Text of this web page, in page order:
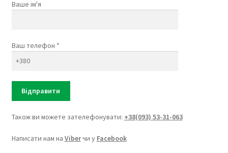
Ваше ім'я
Ваш телефон *
Також ви можете зателефонувати: +38(093) 53-31-063
Написати нам на Viberчи у Facebook